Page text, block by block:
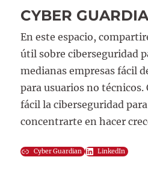
CYBER
En este espacio,
útil sobre ciberseguridad
medianas empresas fácil
para usuarios no técnicos.
fácil la ciberseguridad
concentrarte en hacer
Cyber Guardian LinkedIn